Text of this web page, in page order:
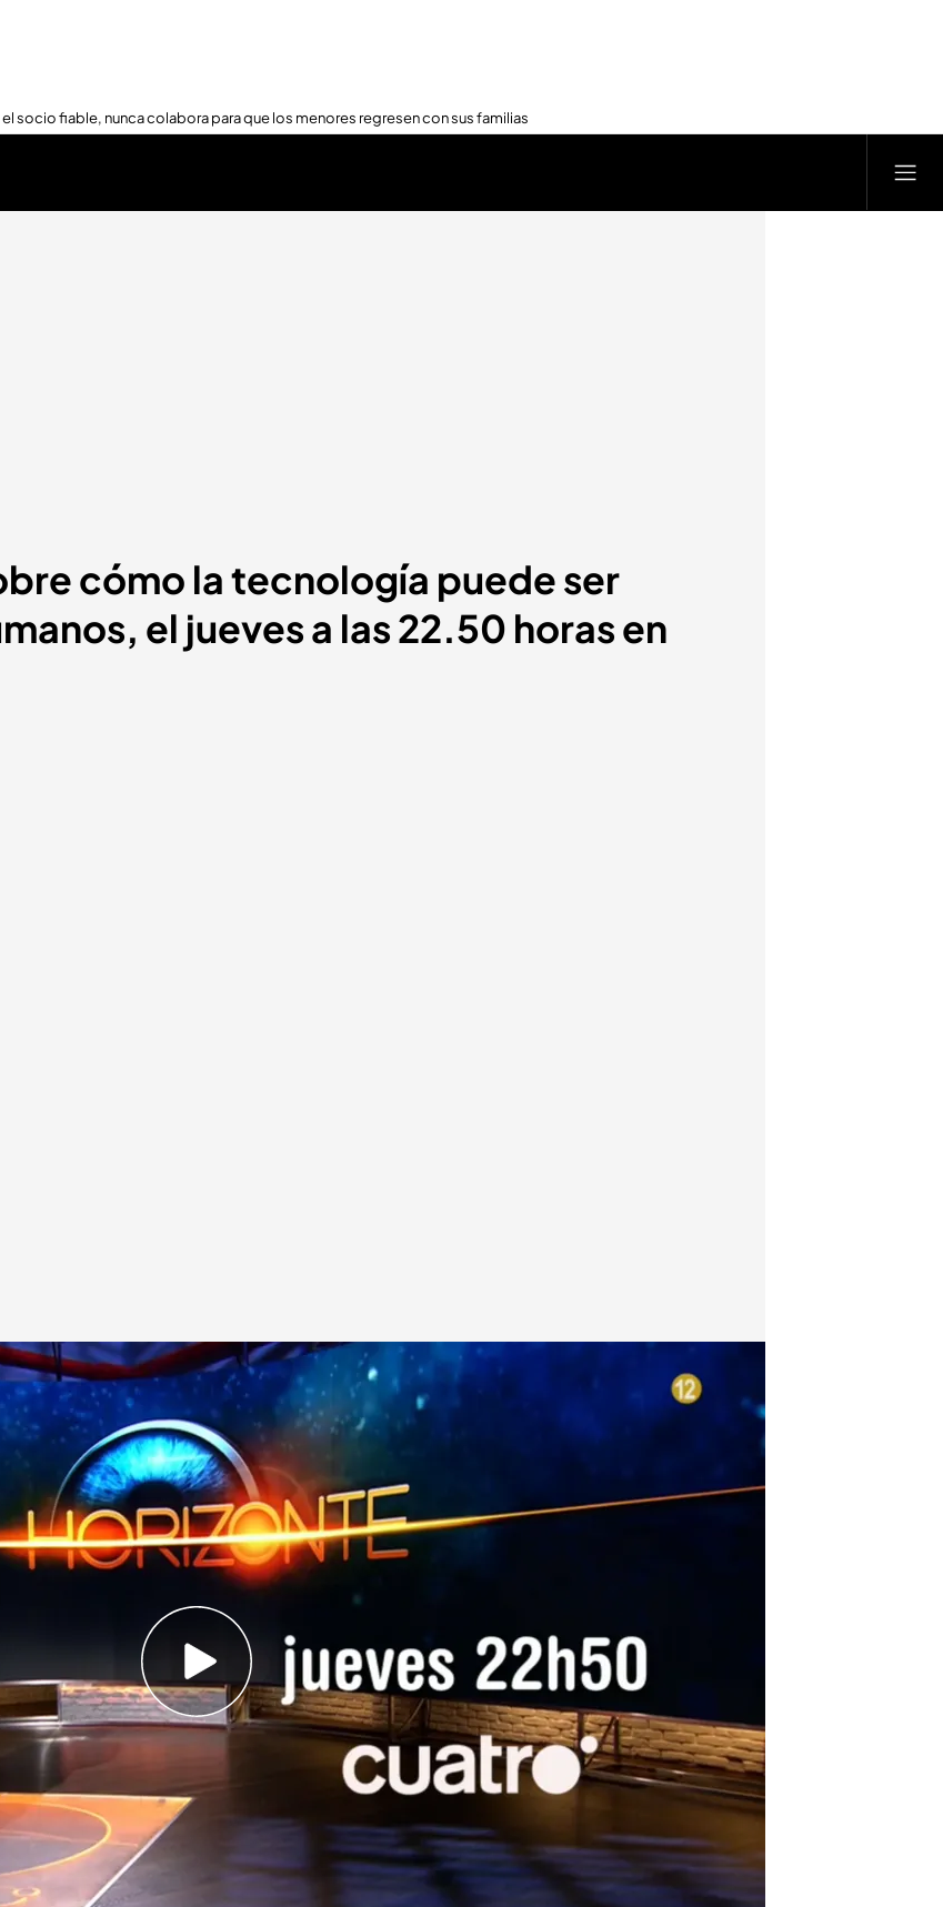
socio fiable, nunca colabora para que los menores regresen con sus familias
cómo la tecnología puede ser
el jueves a las 22.50 horas en
en Cuatro
la tecnología puede llegar a ser
de 'Horizonte'!
horas, en Cuatro
con un nuevo episodio de
cómo la tecnología puede llegar a
de las personas.
Un súper deportivo
para atacar a la gente a través de